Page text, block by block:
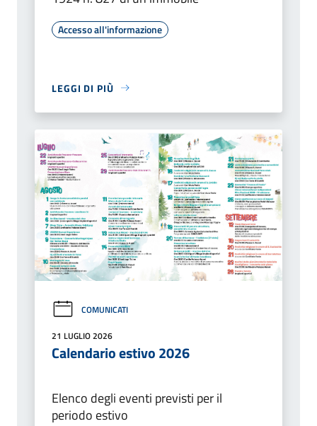
Accesso all'informazione
LEGGI DI PIÙ
COMUNICATI
21 LUGLIO 2026
Calendario estivo 2026
Elenco degli eventi previsti per il
periodo estivo